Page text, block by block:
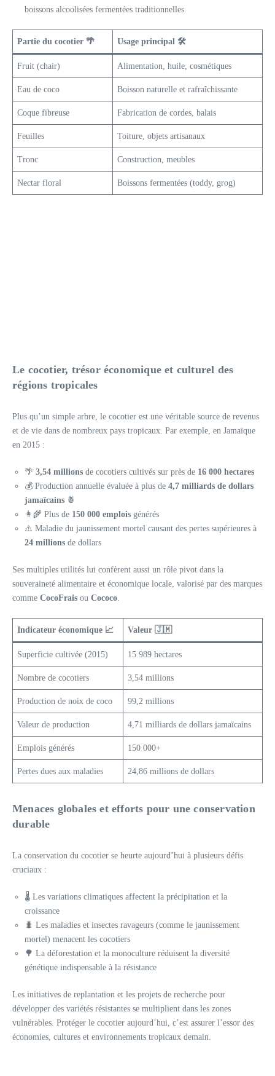
boissons alcoolisées fermentées traditionnelles.
Partie du cocotier 🌴 Usage principal 🛠️
Fruit (chair) Alimentation, huile, cosmétiques
Eau de coco Boisson naturelle et rafraîchissante
Coque fibreuse Fabrication de cordes, balais
Feuilles Toiture, objets artisanaux
Tronc Construction, meubles
Nectar floral Boissons fermentées (toddy, grog)
Le cocotier, trésor économique et culturel des
régions tropicales
Plus qu’un simple arbre, le cocotier est une véritable source de revenus
et de vie dans de nombreux pays tropicaux. Par exemple, en Jamaïque
en 2015 :
🌴 3,54 millions de cocotiers cultivés sur près de 16 000 hectares
💰 Production annuelle évaluée à plus de 4,7 milliards de dollars
jamaïcains 🍍
👩‍🌾 Plus de 150 000 emplois générés
⚠️ Maladie du jaunissement mortel causant des pertes supérieures à
24 millions de dollars
Ses multiples utilités lui confèrent aussi un rôle pivot dans la
souveraineté alimentaire et économique locale, valorisé par des marques
comme CocoFrais ou Cococo.
Indicateur économique 📈 Valeur 🇯🇲
Superficie cultivée (2015) 15 989 hectares
Nombre de cocotiers 3,54 millions
Production de noix de coco 99,2 millions
Valeur de production 4,71 milliards de dollars jamaïcains
Emplois générés 150 000+
Pertes dues aux maladies 24,86 millions de dollars
Menaces globales et efforts pour une conservation
durable
La conservation du cocotier se heurte aujourd’hui à plusieurs défis
cruciaux :
🌡️ Les variations climatiques affectent la précipitation et la
croissance
🐛 Les maladies et insectes ravageurs (comme le jaunissement
mortel) menacent les cocotiers
🌳 La déforestation et la monoculture réduisent la diversité
génétique indispensable à la résistance
Les initiatives de replantation et les projets de recherche pour
développer des variétés résistantes se multiplient dans les zones
vulnérables. Protéger le cocotier aujourd’hui, c’est assurer l’essor des
économies, cultures et environnements tropicaux demain.